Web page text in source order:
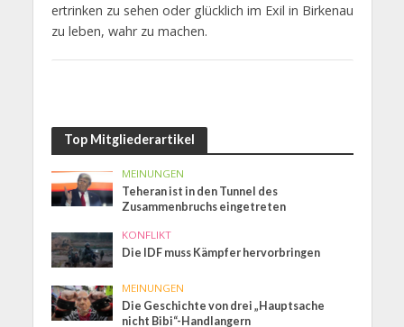
ertrinken zu sehen oder glücklich im Exil in Birkenau
zu leben, wahr zu machen.
Top Mitgliederartikel
MEINUNGEN
Teheran ist in den Tunnel des
Zusammenbruchs eingetreten
KONFLIKT
Die IDF muss Kämpfer hervorbringen
MEINUNGEN
Die Geschichte von drei „Hauptsache
nicht Bibi“-Handlangern